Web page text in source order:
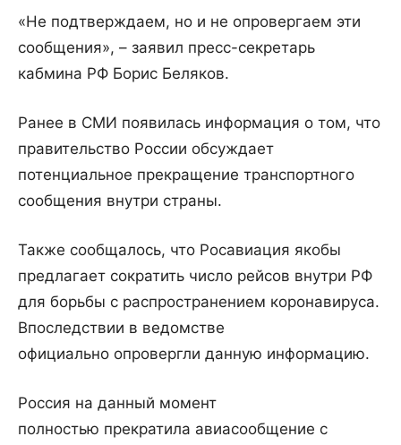
«Не подтверждаем, но и не опровергаем эти
сообщения», – заявил пресс-секретарь
кабмина РФ Борис Беляков.
Ранее в СМИ появилась информация о том, что
правительство России обсуждает
потенциальное прекращение транспортного
сообщения внутри страны.
Также сообщалось, что Росавиация якобы
предлагает сократить число рейсов внутри РФ
для борьбы с распространением коронавируса.
Впоследствии в ведомстве
официально опровергли данную информацию.
Россия на данный момент
полностью прекратила авиасообщение с